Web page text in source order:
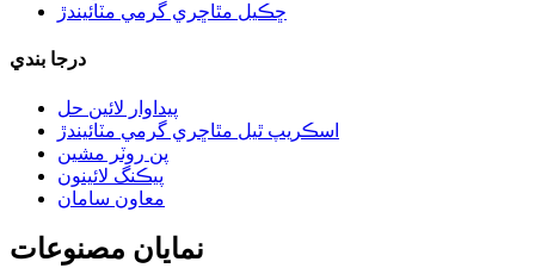
ڇڪيل مٿاڇري گرمي مٽائيندڙ
درجا بندي
پيداوار لائين حل
اسڪريپ ٿيل مٿاڇري گرمي مٽائيندڙ
پن روٽر مشين
پيڪنگ لائينون
معاون سامان
نمايان مصنوعات